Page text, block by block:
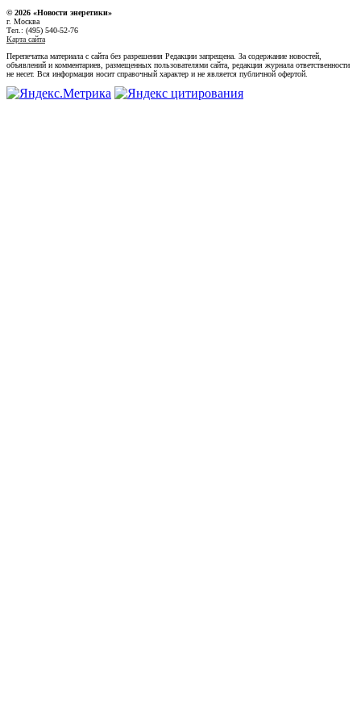
© 2026 «Новости энеретики»
г. Москва
Тел.: (495) 540-52-76
Карта сайта
Перепечатка материала с сайта без разрешения Редакции запрещена. За содержание новостей,
объявлений и комментариев, размещенных пользователями сайта, редакция журнала ответственности
не несет. Вся информация носит справочный характер и не является публичной офертой.